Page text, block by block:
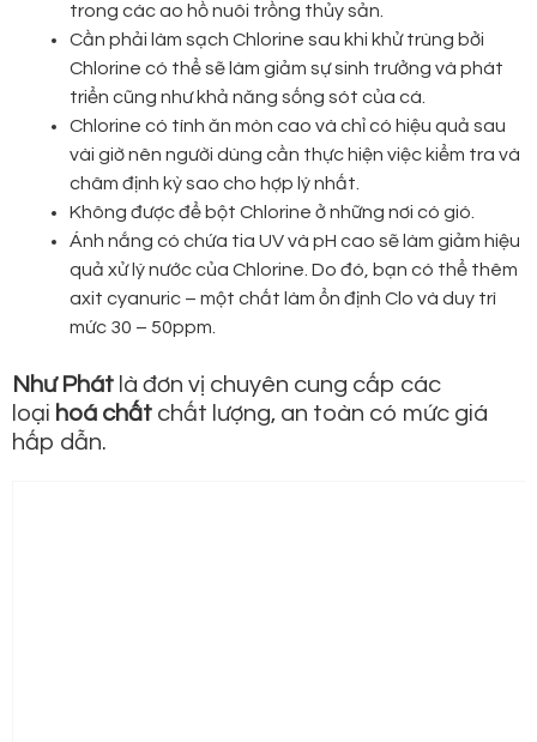
trong các ao hồ nuôi trồng thủy sản.
Cần phải làm sạch Chlorine sau khi khử trùng bởi
Chlorine có thể sẽ làm giảm sự sinh trưởng và phát
triển cũng như khả năng sống sót của cá.
Chlorine có tính ăn mòn cao và chỉ có hiệu quả sau
vài giờ nên người dùng cần thực hiện việc kiểm tra và
châm định kỳ sao cho hợp lý nhất.
Không được để bột Chlorine ở những nơi có gió.
Ánh nắng có chứa tia UV và pH cao sẽ làm giảm hiệu
quả xử lý nước của Chlorine. Do đó, bạn có thể thêm
axit cyanuric – một chất làm ổn định Clo và duy trì
mức 30 – 50ppm.
Như Phát là đơn vị chuyên cung cấp các
loại hoá chất chất lượng, an toàn có mức giá
hấp dẫn.